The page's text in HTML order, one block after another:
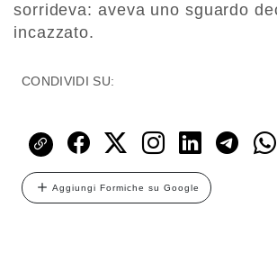
sorrideva: aveva uno sguardo
incazzato.
CONDIVIDI SU:
Aggiungi Formiche su Google